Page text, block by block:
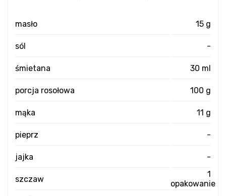
masło 15 g
sól -
śmietana 30 ml
porcja rosołowa 100 g
mąka 11 g
pieprz -
jajka -
szczaw
1
opakowanie